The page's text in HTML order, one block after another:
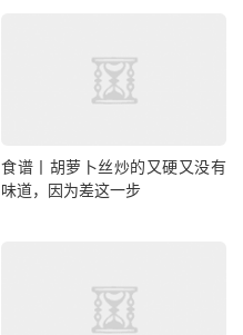
食谱丨胡萝卜丝炒的又硬又没有
味道，因为差这一步